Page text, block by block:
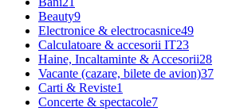
Beauty9
Electronice & electrocasnice49
Calculatoare & accesorii IT23
Haine, Incaltaminte & Accesorii28
Vacante (cazare, bilete de avion)37
Carti & Reviste1
Concerte & spectacole7